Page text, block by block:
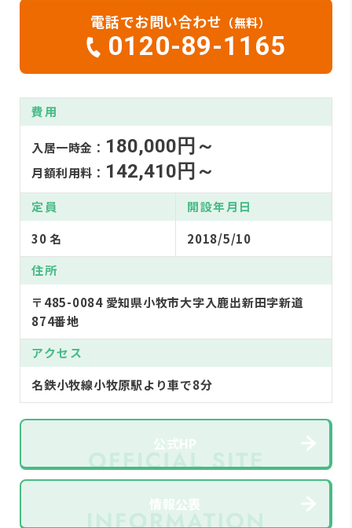
電話でお問い合わせ （無料）
0120-89-1165
費用
入居一時金： 180,000円～
月額利用料： 142,410円～
定員
30 名
開設年月日
2018/5/10
住所
〒485-0084 愛知県小牧市大字入鹿出新田字新道
874番地
アクセス
名鉄小牧線小牧原駅より車で8分
公式HP
情報公表